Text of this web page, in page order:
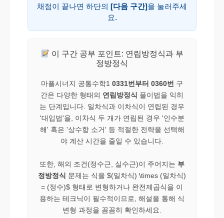
채점이 끝나면 하단의 [다음 구간]을 눌러주세
요.
이 구간 공부 포인트: 연립방정식과 부
정방정식
마플시너지 공통수학1 0331번부터 0360번 구
간은 다양한 형태의 연립방정식 풀이법을 익히
는 단계입니다. 일차식과 이차식이 연립된 경우
'대입법'을, 이차식 두 개가 연립된 경우 '인수분
해' 혹은 '상수항 소거' 등 적절한 전략을 선택해
야 계산 시간을 줄일 수 있습니다.
또한, 해의 조건(정수근, 실수근)이 주어지는 부
정방정식 문제는 식을 $(일차식) \times (일차식)
= (정수)$ 형태로 변형하거나 완전제곱식을 이
용하는 테크닉이 필수적이므로, 해설을 통해 식
변형 과정을 꼼꼼히 확인하세요.